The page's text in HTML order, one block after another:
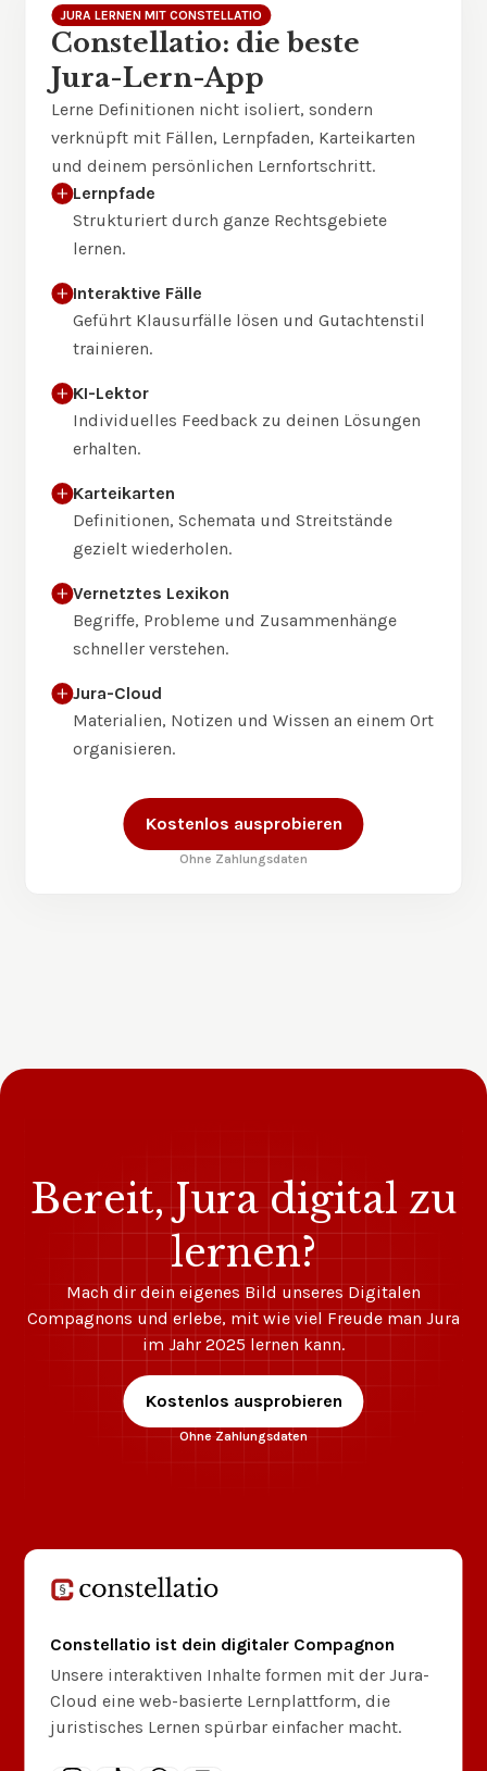
JURA LERNEN MIT CONSTELLATIO
Constellatio: die beste
Jura-Lern-App
Lerne Definitionen nicht isoliert, sondern
verknüpft mit Fällen, Lernpfaden, Karteikarten
und deinem persönlichen Lernfortschritt.
Lernpfade
Strukturiert durch ganze Rechtsgebiete
lernen.
Interaktive Fälle
Geführt Klausurfälle lösen und Gutachtenstil
trainieren.
KI-Lektor
Individuelles Feedback zu deinen Lösungen
erhalten.
Karteikarten
Definitionen, Schemata und Streitstände
gezielt wiederholen.
Vernetztes Lexikon
Begriffe, Probleme und Zusammenhänge
schneller verstehen.
Jura-Cloud
Materialien, Notizen und Wissen an einem Ort
organisieren.
Kostenlos ausprobieren
Ohne Zahlungsdaten
Bereit, Jura digital zu
lernen?
Mach dir dein eigenes Bild unseres Digitalen
Compagnons und erlebe, mit wie viel Freude man Jura
im Jahr 2025 lernen kann.
Kostenlos ausprobieren
Ohne Zahlungsdaten
Constellatio ist dein digitaler Compagnon
Unsere interaktiven Inhalte formen mit der Jura-
Cloud eine web-basierte Lernplattform, die
juristisches Lernen spürbar einfacher macht.